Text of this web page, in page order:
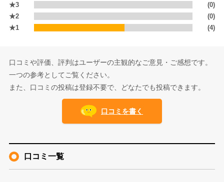
★3
(0)
★2
(0)
★1
(4)
口コミや評価、評判はユーザーの主観的なご意見・ご感想です。
一つの参考としてご覧ください。
また、口コミの投稿は登録不要で、どなたでも投稿できます。
口コミを書く
口コミ一覧